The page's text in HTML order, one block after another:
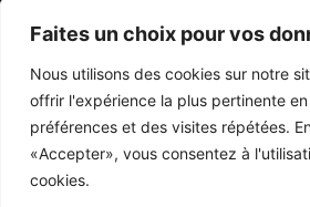
Faites un choix pour vos
Nous utilisons des cookies sur notre
offrir l'expérience la plus pertinente
préférences et des visites répétées.
«Accepter», vous consentez à
cookies.
Contactez Nos Rédactions